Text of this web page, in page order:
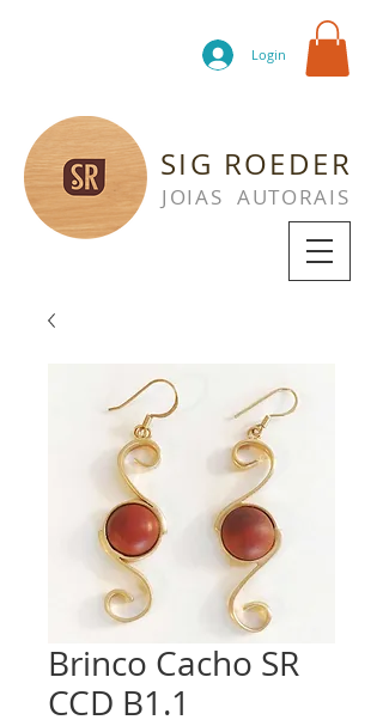
SIG ROEDER
Login
JOIAS AUTORAIS
Brinco Cacho SR
CCD B1.1